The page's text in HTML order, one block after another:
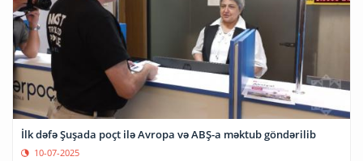
İlk dəfə Şuşada poçt ilə Avropa və ABŞ-a məktub göndərilib
10-07-2025